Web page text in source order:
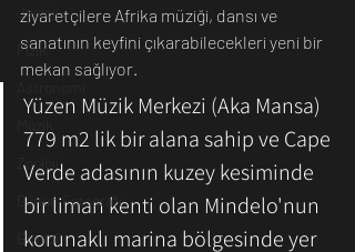
Jeoloji
Fizik
Zooloji
Günün Fotoğrafı
Biyoloji
ziyaretçilere Afrika müziği, dansı ve
sanatının keyfini çıkarabilecekleri yeni bir
mekan sağlıyor.
Yüzen Müzik Merkezi (Aka Mansa)
779 m2 lik bir alana sahip ve Cape
Verde adasının kuzey kesiminde
bir liman kenti olan Mindelo'nun
korunaklı marina bölgesinde yer